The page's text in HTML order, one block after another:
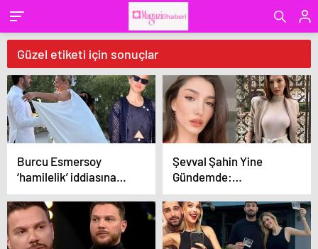
Güzel etiketi için sonuçlar
Burcu Esmersoy
‘hamilelik’ iddiasına
son noktayı koydu!
Şevval Şahin Yine
Gündemde:
Transparan Elbisesi ile
Işık Saçtı!